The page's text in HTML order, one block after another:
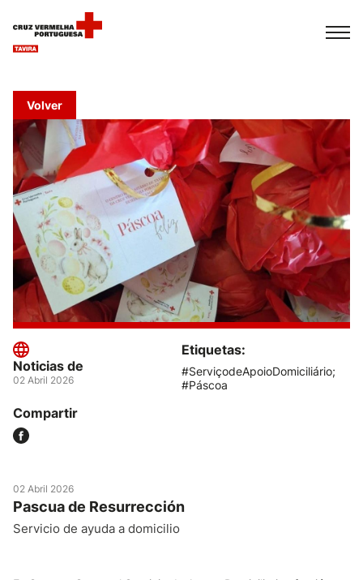
Volver
Noticias de
02 Abril 2026
Etiquetas:
#ServiçodeApoioDomiciliário;
#Páscoa
Compartir
02 Abril 2026
Pascua de Resurrección
Servicio de ayuda a domicilio